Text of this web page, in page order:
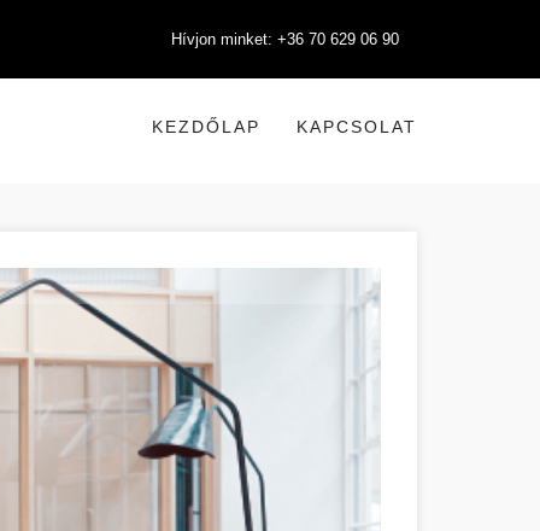
Hívjon minket: +36 70 629 06 90
KEZDŐLAP KAPCSOLAT